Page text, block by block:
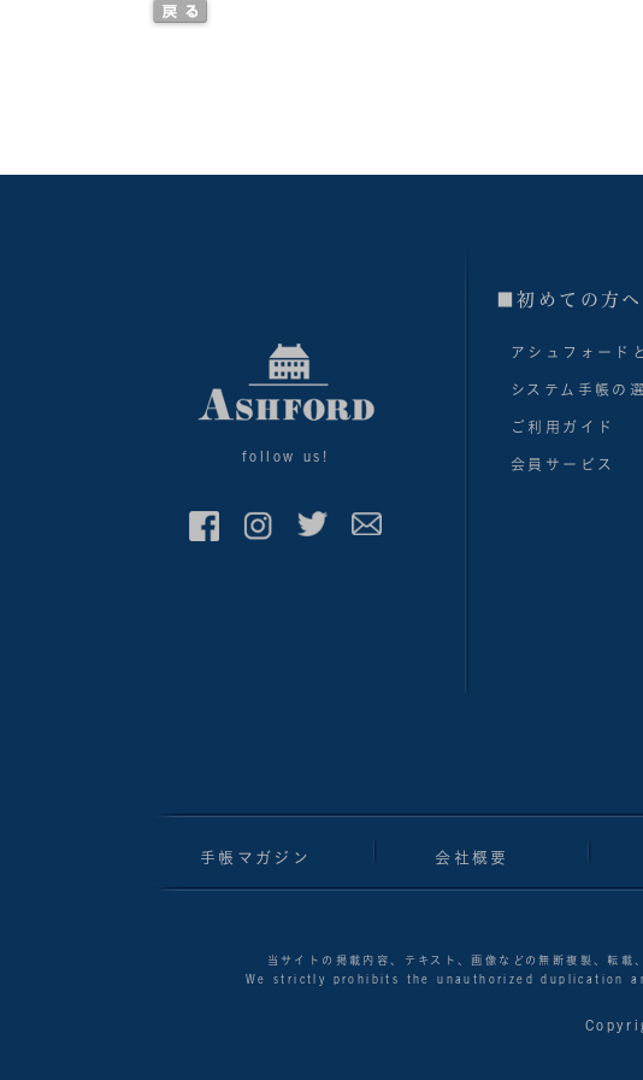
follow us!
■初めての方へ
アシュフォード
システム手帳の
ご利用ガイド
会員サービス
手帳マガジン 会社概要
当サイトの掲載内容、テキスト、画像などの無断複製、転
We strictly prohibits the unauthorized duplication